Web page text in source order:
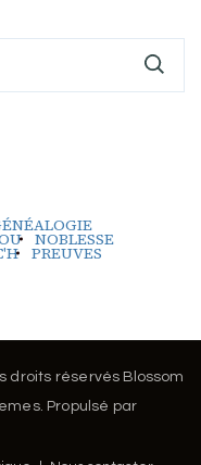
NOBLESSE
PREUVES
droits réservés Blossom
. Propulsé par